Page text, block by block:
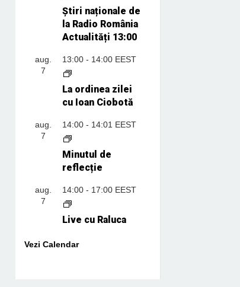
Știri naționale de
la Radio România
Actualități 13:00
aug.
7
13:00- 14:00 EEST
La ordinea zilei
cu Ioan Ciobotă
aug.
7
14:00- 14:01 EEST
Minutul de
reflecție
aug.
7
14:00- 17:00 EEST
Live cu Raluca
Vezi Calendar